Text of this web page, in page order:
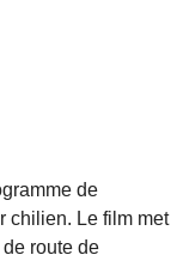
de
chilien. Le film met
route de